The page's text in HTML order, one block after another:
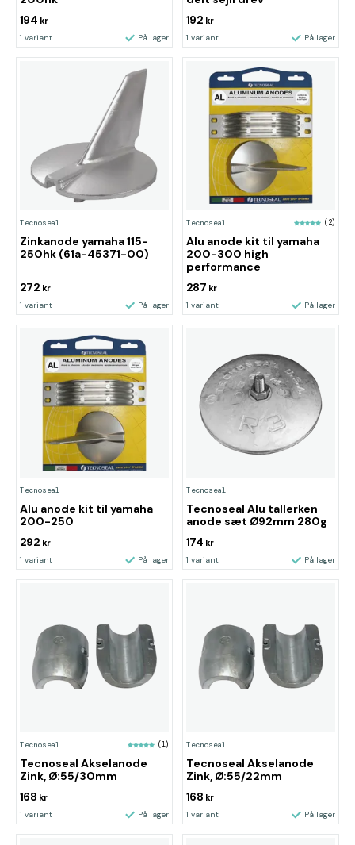
194 kr
1 variant På lager
192 kr
1 variant På lager
Tecnoseal
Zinkanode yamaha 115-
250hk (61a-45371-00)
272 kr
1 variant På lager
Tecnoseal (2)
Alu anode kit til yamaha
200-300 high
performance
287 kr
1 variant På lager
Tecnoseal
Alu anode kit til yamaha
200-250
292 kr
1 variant På lager
Tecnoseal
Tecnoseal Alu tallerken
anode sæt Ø92mm 280g
174 kr
1 variant På lager
Tecnoseal (1)
Tecnoseal Akselanode
Zink, Ø:55/30mm
168 kr
1 variant På lager
Tecnoseal
Tecnoseal Akselanode
Zink, Ø:55/22mm
168 kr
1 variant På lager